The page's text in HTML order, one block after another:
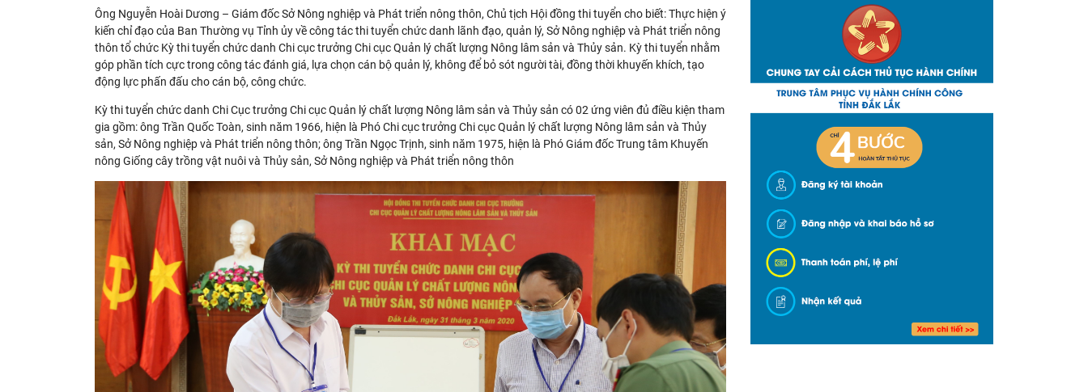
Ông Nguyễn Hoài Dương – Giám đốc Sở Nông nghiệp và Phát triển nông thôn, Chủ tịch Hội đồng thi tuyển cho biết: Thực hiện ý
kiến chỉ đạo của Ban Thường vụ Tỉnh ủy về công tác thi tuyển chức danh lãnh đạo, quản lý, Sở Nông nghiệp và Phát triển nông
thôn tổ chức Kỳ thi tuyển chức danh Chi cục trưởng Chi cục Quản lý chất lượng Nông lâm sản và Thủy sản. Kỳ thi tuyển nhằm
góp phần tích cực trong công tác đánh giá, lựa chọn cán bộ quản lý, không để bỏ sót người tài, đồng thời khuyến khích, tạo
động lực phấn đấu cho cán bộ, công chức.
Kỳ thi tuyển chức danh Chi Cục trưởng Chi cục Quản lý chất lượng Nông lâm sản và Thủy sản có 02 ứng viên đủ điều kiện tham
gia gồm: ông Trần Quốc Toàn, sinh năm 1966, hiện là Phó Chi cục trưởng Chi cục Quản lý chất lượng Nông lâm sản và Thủy
sản, Sở Nông nghiệp và Phát triển nông thôn; ông Trần Ngọc Trịnh, sinh năm 1975, hiện là Phó Giám đốc Trung tâm Khuyến
nông Giống cây trồng vật nuôi và Thủy sản, Sở Nông nghiệp và Phát triển nông thôn